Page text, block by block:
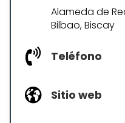
Alameda de
Bilbao, Biscay
Teléfono
Sitio web